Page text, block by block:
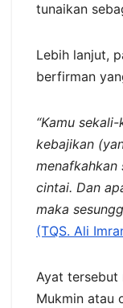
tunaikan
Lebih lanjut,
berfirman
“Kamu
kebajikan
menafkahkan
cintai. Dan
maka
(TQS. Ali
Ayat tersebut
Mukmin atau